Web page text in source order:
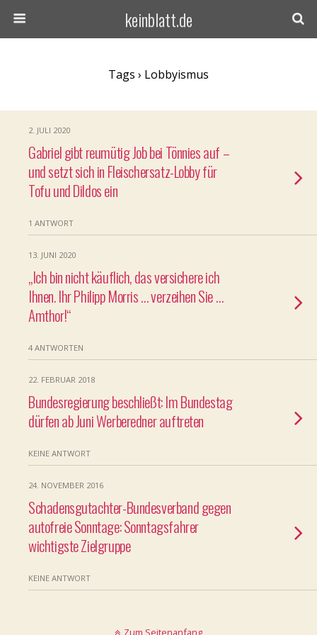
keinblatt.de
Tags › Lobbyismus
2. JULI 2020
Gabriel gibt reumütig Job bei Tönnies auf –
und setzt sich in Fleischersatz-Lobby für
Tofu und Dildos ein
1 ANTWORT
13. JUNI 2020
„Ich bin nicht käuflich, das versichere ich
Ihnen. Ihr Philipp Morris … verzeihen Sie …
Amthor!“
4 ANTWORTEN
22. FEBRUAR 2018
Bundesregierung beschließt: Im Bundestag
dürfen ab Juni Werberedner auftreten
KEINE ANTWORT
24. NOVEMBER 2016
Schadensgutachter-Bundesverband gegen
autofreie Sonntage: Sonntagsfahrer
wichtigste Zielgruppe
KEINE ANTWORT
Zum Seitenanfang